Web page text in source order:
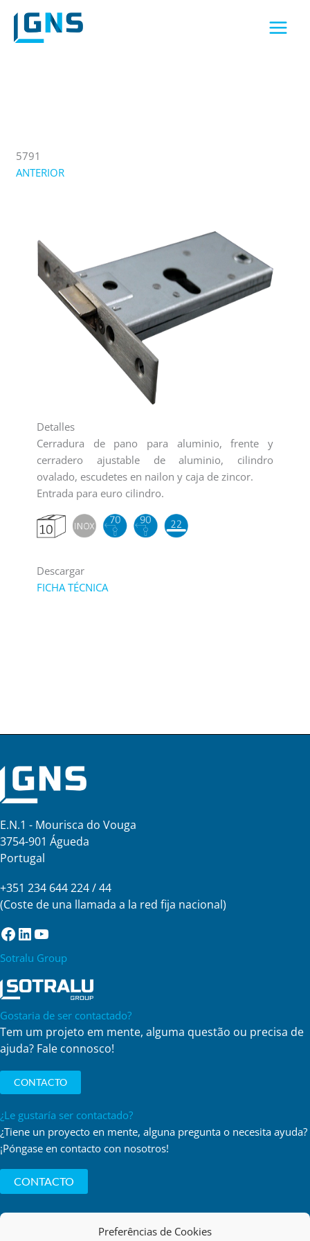
Preferências de Cookies
contenido
5791
ANTERIOR
Detalles
Cerradura de pano para aluminio, frente y
cerradero ajustable de aluminio, cilindro
ovalado, escudetes en nailon y caja de zincor.
Entrada para euro cilindro.
Descargar
FICHA TÉCNICA
E.N.1 - Mourisca do Vouga
3754-901 Águeda
Portugal
+351 234 644 224 / 44
(Coste de una llamada a la red fija nacional)
Facebook
LinkedIn
YouTube
Sotralu Group
Gostaria de ser contactado?
Tem um projeto em mente, alguma questão ou precisa de
ajuda? Fale connosco!
CONTACTO
¿Le gustaría ser contactado?
¿Tiene un proyecto en mente, alguna pregunta o necesita ayuda?
¡Póngase en contacto con nosotros!
CONTACTO